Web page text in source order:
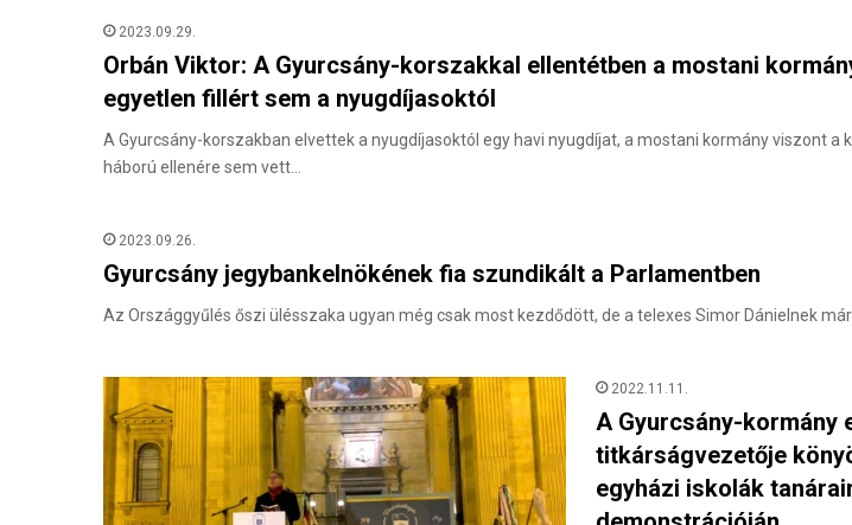
2023.09.29.
Orbán Viktor: A Gyurcsány-korszakkal ellentétben a mostani
egyetlen fillért sem a nyugdíjasoktól
A Gyurcsány-korszakban elvettek a nyugdíjasoktól egy havi nyugdíjat, a mostani kormány viszont a
háború ellenére sem vett…
2023.09.26.
Gyurcsány jegybankelnökének fia szundikált a Parlamentben
Az Országgyűlés őszi ülésszaka ugyan még csak most kezdődött, de a telexes Simor Dánielnek
2022.11.11.
A Gyurcsány-kormány
titkárságvezetője
egyházi iskolák